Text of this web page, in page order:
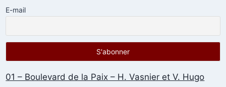
E-mail
01 – Boulevard de la Paix – H. Vasnier et V. Hugo